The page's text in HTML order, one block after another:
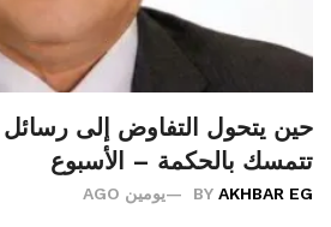
حين يتحول التفاوض إلى رسائل
تتمسك بالحكمة – الأسبوع
BY AKHBAR EG يومين AGO